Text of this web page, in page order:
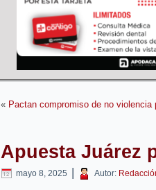
« Pactan compromiso de no
Apuesta Juárez
mayo 8, 2025 | Autor: